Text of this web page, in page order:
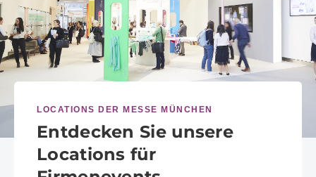
LOCATIONS DER MESSE MÜNCHEN
Entdecken Sie unsere
Locations für